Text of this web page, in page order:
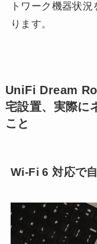
トワーク機器状
ります。
UniFi Dream
宅設置、実際に
こと
Wi-Fi 6 対応で